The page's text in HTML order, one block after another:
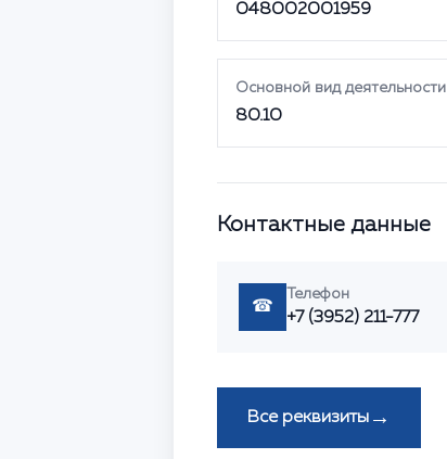
048002001959
Основной вид
80.10
Контактные данные
☎
Телефон
+7 (3952) 211-777
Все реквизиты →